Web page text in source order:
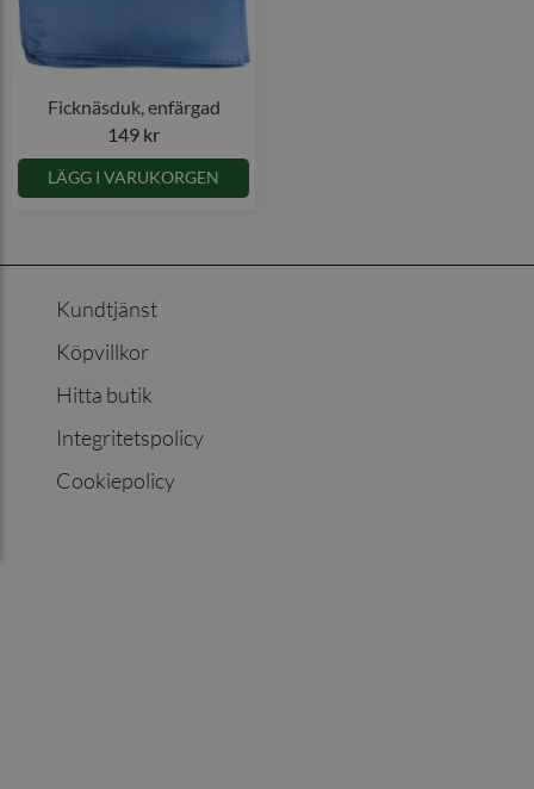
Ficknäsduk, enfärgad
149 kr
LÄGG I VARUKORGEN
Kundtjänst
Köpvillkor
Hitta butik
Integritetspolicy
Cookiepolicy